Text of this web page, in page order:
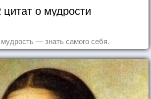
цитат о мудрости
— знать самого себя.